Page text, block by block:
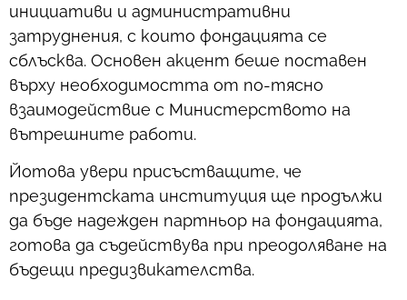
инициативи и административни
затруднения, с които фондацията се
сблъсква. Основен акцент беше поставен
върху необходимостта от по-тясно
взаимодействие с Министерството на
вътрешните работи.
Йотова увери присъстващите, че
президентската институция ще продължи
да бъде надежден партньор на фондацията,
готова да съдействува при преодоляване на
бъдещи предизвикателства.